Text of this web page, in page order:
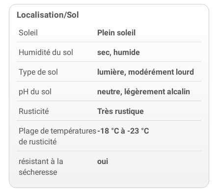
Localisation/Sol
Soleil Plein soleil
Humidité du sol sec, humide
Type de sol lumière, modérément lourd
pH du sol neutre, légèrement alcalin
Rusticité Très rustique
Plage de températures
de rusticité
-18 °C à -23 °C
résistant à la
sécheresse
oui